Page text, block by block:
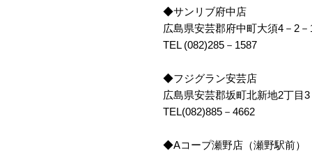
◆サンリブ府中店
広島県安芸郡府中町大須4－2－
TEL (082)285－1587
◆フジグラン安芸店
広島県安芸郡坂町北新地2丁目3
TEL(082)885－4662
◆Aコープ瀬野店（瀬野駅前）